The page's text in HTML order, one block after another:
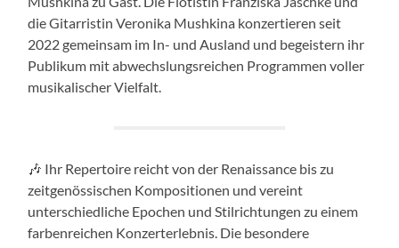
die Gitarristin Veronika Mushkina konzertieren seit
2022 gemeinsam im In- und Ausland und begeistern ihr
Publikum mit abwechslungsreichen Programmen voller
musikalischer Vielfalt.
🎶 Ihr Repertoire reicht von der Renaissance bis zu
zeitgenössischen Kompositionen und vereint
unterschiedliche Epochen und Stilrichtungen zu einem
farbenreichen Konzerterlebnis. Die besondere